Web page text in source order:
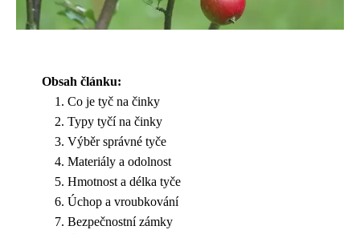
Obsah článku:
Co je tyč na činky
Typy tyčí na činky
Výběr správné tyče
Materiály a odolnost
Hmotnost a délka tyče
Úchop a vroubkování
Bezpečnostní zámky